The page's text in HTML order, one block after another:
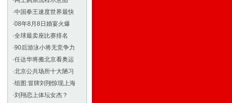
·中国拳王速度世界最快
·08年8月8日婚宴火爆
·全球最卖座比赛排名
·90后游泳小将无竞争力
·任达华将搬北京看奥运
·北京公共场所十大陋习
·组图:冒牌刘翔惊现上海
·刘翔恋上体坛女杰？